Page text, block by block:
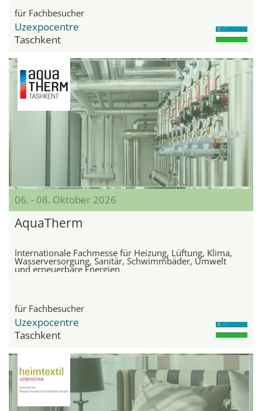
für Fachbesucher
Uzexpocentre
Taschkent
06. - 08. Oktober 2026
AquaTherm
Internationale Fachmesse für Heizung, Lüftung, Klima,
Wasserversorgung, Sanitär, Schwimmbäder, Umwelt
und erneuerbare Energien
für Fachbesucher
Uzexpocentre
Taschkent